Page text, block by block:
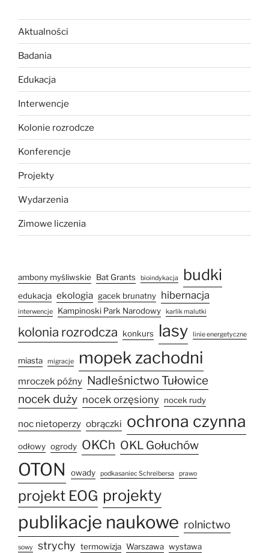
Aktualności
Badania
Edukacja
Interwencje
Kolonie rozrodcze
Konferencje
Projekty
Wydarzenia
Zimowe liczenia
ambony myśliwskie Bat Grants bioindykacja budki
edukacja ekologia gacek brunatny hibernacja
interwencje Kampinoski Park Narodowy karlik malutki
kolonia rozrodcza konkurs lasy linie energetyczne
miasta migracje mopek zachodni
mroczek późny Nadleśnictwo Tułowice
nocek duży nocek orzęsiony nocek rudy
noc nietoperzy obrączki ochrona czynna
odłowy ogrody OKCh OKL Gołuchów
OTON owady podkasaniec Schreibersa prawo
projekt EOG projekty
publikacje naukowe rolnictwo
sowy strychy termowizja Warszawa wystawa